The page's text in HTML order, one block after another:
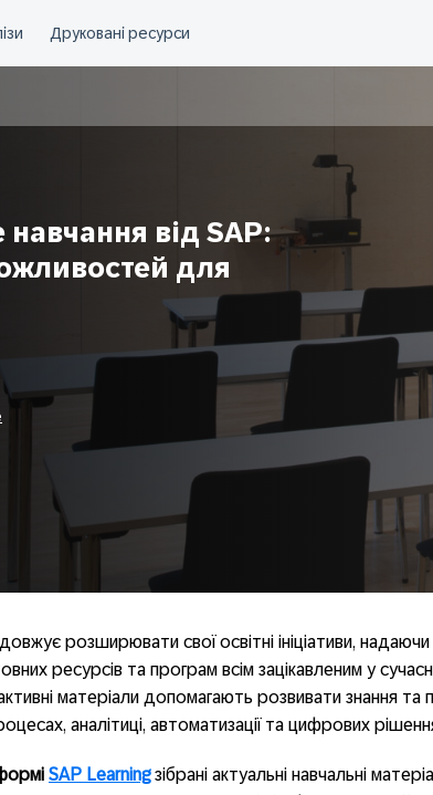
від SAP:
для
розширювати свої освітні ініціативи,
ресурсів та програм всім зацікавленим у
матеріали допомагають розвивати знання та
аналітиці, автоматизації та цифрових
SAP Learningзібрані актуальні навчальні